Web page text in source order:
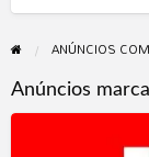
ANÚNCIOS
Anúncios
WAVE